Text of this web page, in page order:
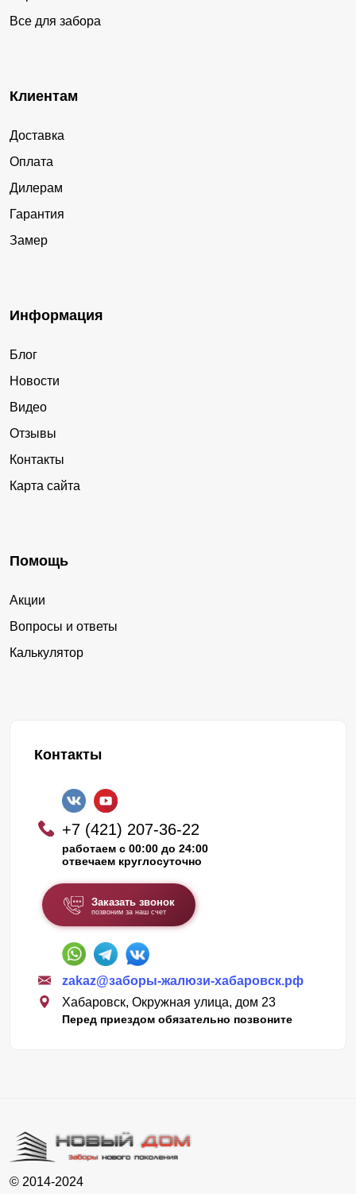
Все для забора
Клиентам
Доставка
Оплата
Дилерам
Гарантия
Замер
Информация
Блог
Новости
Видео
Отзывы
Контакты
Карта сайта
Помощь
Акции
Вопросы и ответы
Калькулятор
Контакты
+7 (421) 207-36-22
работаем с 00:00 до 24:00
отвечаем круглосуточно
Заказать звонок
позвоним за наш счет
zakaz@заборы-жалюзи-хабаровск.рф
Хабаровск, Окружная улица, дом 23
Перед приездом обязательно позвоните
© 2014-2024